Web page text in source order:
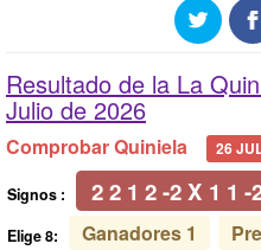
Resultado de la La
Julio de 2026
Comprobar Quiniela 26
Signos : 2 2 1 2 -2 X 1 1 -
Elige 8: Ganadores 1